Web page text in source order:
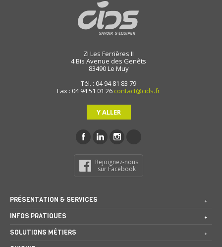
ZI Les Ferrières II
4 Bis Avenue des Genêts
83490Le Muy
Tél. : 04 94 81 83 79
Fax : 04 94 51 01 26 contact@cids.fr
Y ALLER
Rejoignez-nous
sur Facebook
PRÉSENTATION & SERVICES
INFOS PRATIQUES
SOLUTIONS MÉTIERS